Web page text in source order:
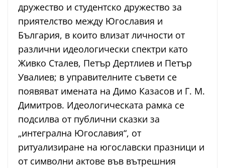
дружество и студентско дружество за
приятелство между Югославия и
България, в които влизат личности от
различни идеологически спектри като
Живко Сталев, Петър Дертлиев и Петър
Увалиев; в управителните съвети се
появяват имената на Димо Казасов и Г. М.
Димитров. Идеологическата рамка се
подсилва от публични сказки за
„интегрална Югославия“, от
ритуализиране на югославски празници и
от символни актове във вътрешния